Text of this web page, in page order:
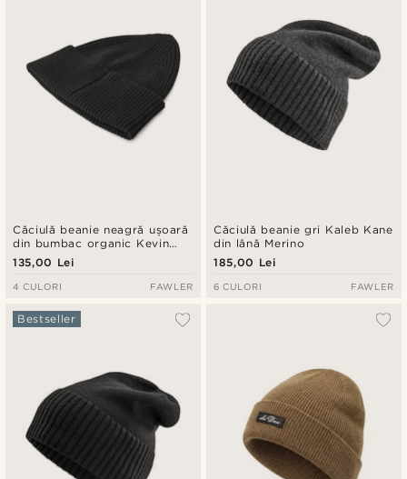
Căciulă beanie neagră ușoară
din bumbac organic Kevin
Kite
135,00 Lei
4 CULORI FAWLER
Căciulă beanie gri Kaleb Kane
din lână Merino
185,00 Lei
6 CULORI FAWLER
Bestseller